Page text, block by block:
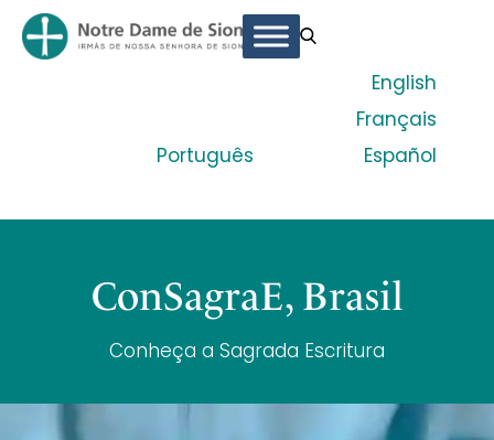
Português
English
Français
Español
ConSagraE, Brasil
Conheça a Sagrada Escritura